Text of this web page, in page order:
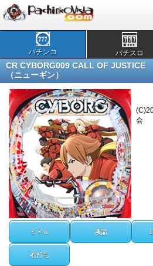
パチンコ パチスロ
CR CYBORG009 CALL OF JUSTICE
（ニューギン）
会
ミドル 液晶
右打ち